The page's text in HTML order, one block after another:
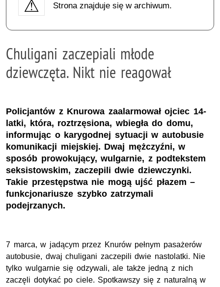
Strona znajduje się w archiwum.
Chuligani zaczepiali młode
dziewczęta. Nikt nie reagował
Policjantów z Knurowa zaalarmował ojciec 14-
latki, która, roztrzęsiona, wbiegła do domu,
informując o karygodnej sytuacji w autobusie
komunikacji miejskiej. Dwaj mężczyźni, w
sposób prowokujący, wulgarnie, z podtekstem
seksistowskim, zaczepili dwie dziewczynki.
Takie przestępstwa nie mogą ujść płazem –
funkcjonariusze szybko zatrzymali
podejrzanych.
7 marca, w jadącym przez Knurów pełnym pasażerów
autobusie, dwaj chuligani zaczepili dwie nastolatki. Nie
tylko wulgarnie się odzywali, ale także jedną z nich
zaczęli dotykać po ciele. Spotkawszy się z naturalną w